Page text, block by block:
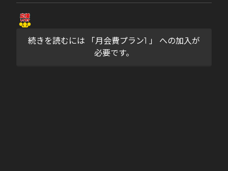
続きを読むには 「月会費プラン1 」 への加入が
必要です。